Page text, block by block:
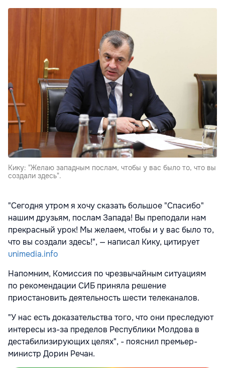
Кику: "Желаю западным послам, чтобы у вас было то, что вы
создали здесь".
"Сегодня утром я хочу сказать большое "Спасибо"
нашим друзьям, послам Запада! Вы преподали нам
прекрасный урок! Мы желаем, чтобы и у вас было то,
что вы создали здесь!", — написал Кику, цитирует
unimedia.info
Напомним, Комиссия по чрезвычайным ситуациям
по рекомендации СИБ приняла решение
приостановить деятельность шести телеканалов.
"У нас есть доказательства того, что они преследуют
интересы из-за пределов Республики Молдова в
дестабилизирующих целях", - пояснил премьер-
министр Дорин Речан.